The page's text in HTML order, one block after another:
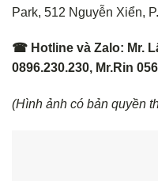
Park, 512 Nguyễn Xiển,
☎ Hotline và Zalo: Mr.
0896.230.230, Mr.Rin
(Hình ảnh có bản quyền